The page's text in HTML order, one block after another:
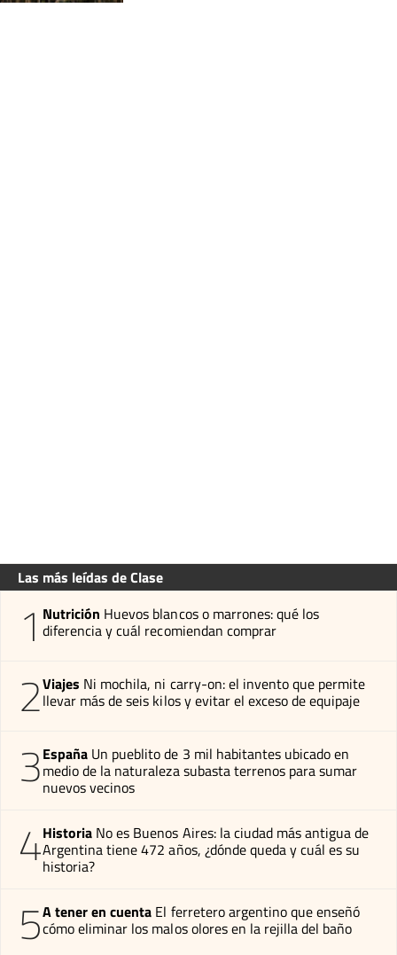
Las más leídas de Clase
1 Nutrición Huevos blancos o marrones: qué los
diferencia y cuál recomiendan comprar
2Viajes Ni mochila, ni carry-on: el invento que permite
llevar más de seis kilos y evitar el exceso de equipaje
3España Un pueblito de 3 mil habitantes ubicado en
medio de la naturaleza subasta terrenos para sumar
nuevos vecinos
4Historia No es Buenos Aires: la ciudad más antigua de
Argentina tiene 472 años, ¿dónde queda y cuál es su
historia?
5A tener en cuenta El ferretero argentino que enseñó
cómo eliminar los malos olores en la rejilla del baño